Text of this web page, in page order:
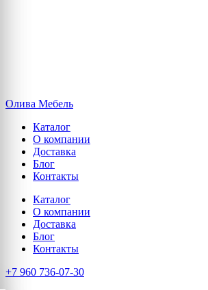
Олива Мебель
Каталог
О компании
Доставка
Блог
Контакты
Каталог
О компании
Доставка
Блог
Контакты
+7 960 736-07-30